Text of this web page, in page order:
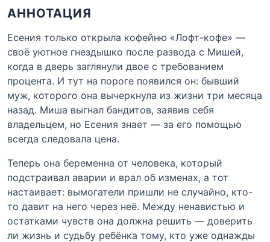
АННОТАЦИЯ
Есения только открыла кофейню «Лофт-кофе» —
своё уютное гнездышко после развода с Мишей,
когда в дверь заглянули двое с требованием
процента. И тут на пороге появился он: бывший
муж, которого она вычеркнула из жизни три месяца
назад. Миша выгнал бандитов, заявив себя
владельцем, но Есения знает — за его помощью
всегда следовала цена.
Теперь она беременна от человека, который
подстраивал аварии и врал об изменах, а тот
настаивает: вымогатели пришли не случайно, кто-
то давит на него через неё. Между ненавистью и
остатками чувств она должна решить — доверить
ли жизнь и судьбу ребёнка тому, кто уже однажды